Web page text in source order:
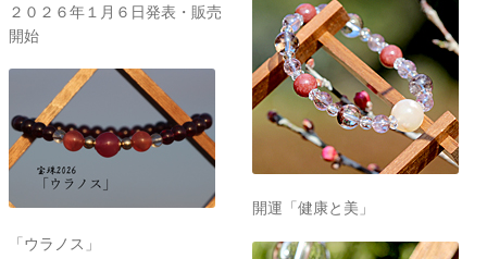
２０２６年１月６日発表・販売
開始
「ウラノス」
開運「健康と美」